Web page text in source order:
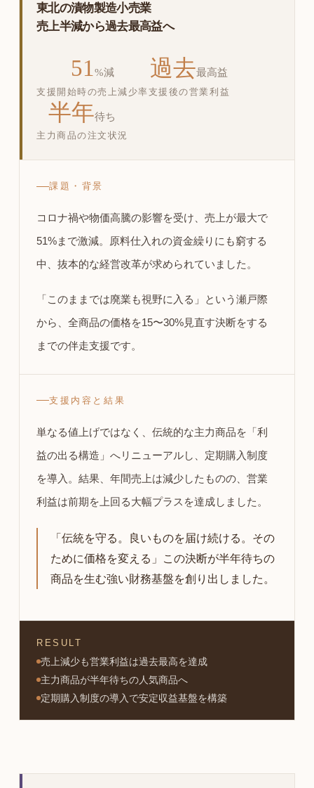
東北の漬物製造小売業
売上半減から過去最高益へ
51 %減
支援開始時の売上減少率
過去最高益
支援後の営業利益
半年待ち
主力商品の注文状況
課題・背景
コロナ禍や物価高騰の影響を受け、売上が最大で
51%まで激減。原料仕入れの資金繰りにも窮する
中、抜本的な経営改革が求められていました。
「このままでは廃業も視野に入る」という瀬戸際
から、全商品の価格を15〜30%見直す決断をする
までの伴走支援です。
支援内容と結果
単なる値上げではなく、伝統的な主力商品を「利
益の出る構造」へリニューアルし、定期購入制度
を導入。結果、年間売上は減少したものの、営業
利益は前期を上回る大幅プラスを達成しました。
「伝統を守る。良いものを届け続ける。その
ために価格を変える」この決断が半年待ちの
商品を生む強い財務基盤を創り出しました。
RESULT
売上減少も営業利益は過去最高を達成
主力商品が半年待ちの人気商品へ
定期購入制度の導入で安定収益基盤を構築